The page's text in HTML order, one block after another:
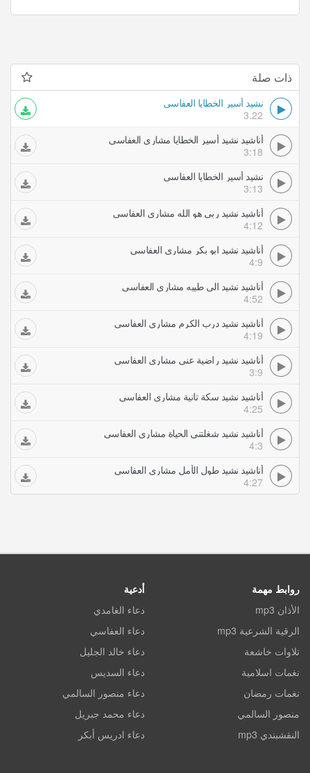
ذات صلة
نشيد أسير الخطايا العفاسي
3.22
أناشيد نشيد أسير الخطايا مشاري العفاسي
3:18
نشيد أسير الخطايا العفاسي
3:13
أناشيد نشيد ربي هو الله مشاري العفاسي
4:12
أناشيد نشيد ابو بكر مشاري العفاسي
4:9
أناشيد نشيد الى طيبه مشاري العفاسي
4:52
أناشيد نشيد درب الكرم مشاري العفاسي
4:19
أناشيد نشيد راضية عني مشاري العفاسي
3:9
أناشيد نشيد سكة تانية مشاري العفاسي
4:25
أناشيد نشيد شغلتني الحياة مشاري العفاسي
4:3
أناشيد نشيد طول الأمل مشاري العفاسي
4:27
روابط مهمة
الأذان mp3
الرقية الشرعية mp3
تلاوات خاشعة
نغمات اسلامية
نغمات رمضان
منصور السالمي
النقشبندي mp3
أدعية
دعاء الغامدي
دعاء العفاسي
دعاء خالد الجليل
دعاء السديس
دعاء منصور السالمي
دعاء محمد جبريل
دعاء ادريس أبكر